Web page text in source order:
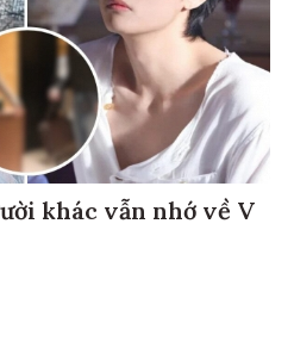
khác vẫn nhớ về V